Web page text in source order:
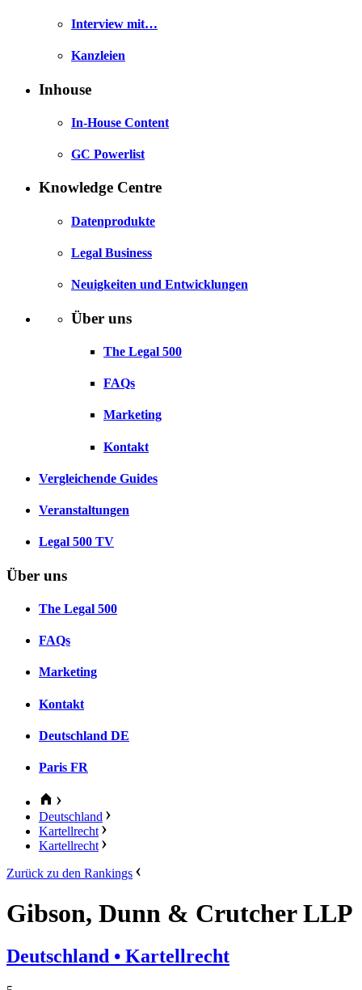
Interview mit…
Kanzleien
Inhouse
In-House Content
GC Powerlist
Knowledge Centre
Datenprodukte
Legal Business
Neuigkeiten und Entwicklungen
Über uns
The Legal 500
FAQs
Marketing
Kontakt
Vergleichende Guides
Veranstaltungen
Legal 500 TV
Über uns
The Legal 500
FAQs
Marketing
Kontakt
Deutschland DE
Paris FR
Deutschland
Kartellrecht
Kartellrecht
Zurück zu den Rankings
Gibson, Dunn & Crutcher LLP
Deutschland • Kartellrecht